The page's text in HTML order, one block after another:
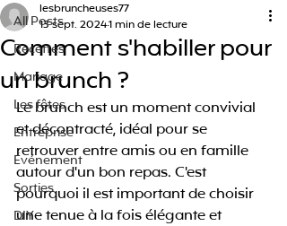
All Posts
Recettes
Mariage
Les fêtes
Entreprise
Événement
Sorties
DIY
Comment s'habiller pour
un brunch ?
lesbruncheuses77
13 sept. 20241 min de lecture
Le brunch est un moment convivial
et décontracté, idéal pour se
retrouver entre amis ou en famille
autour d'un bon repas. C'est
pourquoi il est important de choisir
une tenue à la fois élégante et